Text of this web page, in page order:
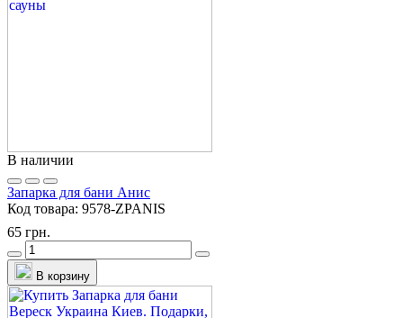
В наличии
Запарка для бани Анис
Код товара: 9578-ZPANIS
65 грн.
В корзину